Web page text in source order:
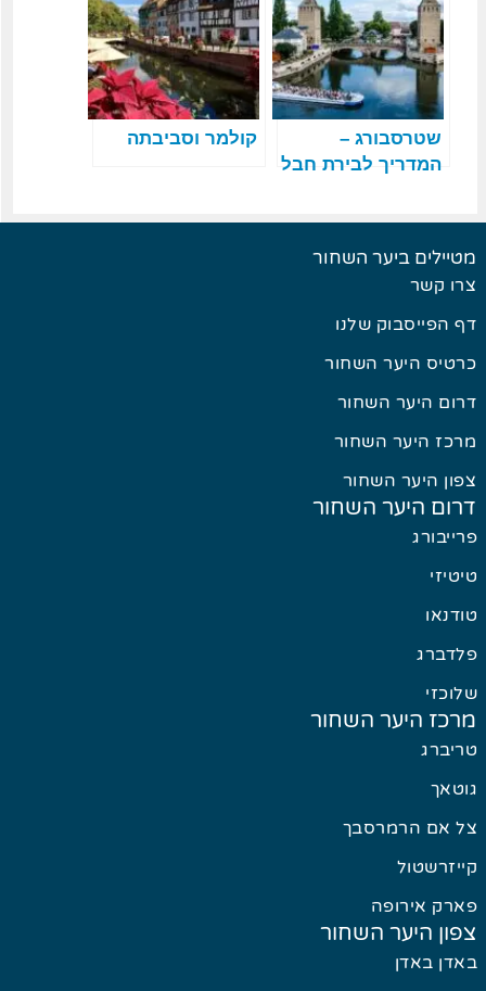
חלק 4 מתוך 7
שטרסבורג –
המדריך לבירת חבל
קולמר וסביבתה
מטיילים ביער השחור
צרו קשר
דף הפייסבוק שלנו
כרטיס היער השחור
דרום היער השחור
מרכז היער השחור
צפון היער השחור
דרום היער השחור
פרייבורג
טיטיזי
טודנאו
פלדברג
שלוכזי
מרכז היער השחור
טריברג
גוטאך
צל אם הרמרסבך
קייזרשטול
פארק אירופה
צפון היער השחור
באדן באדן